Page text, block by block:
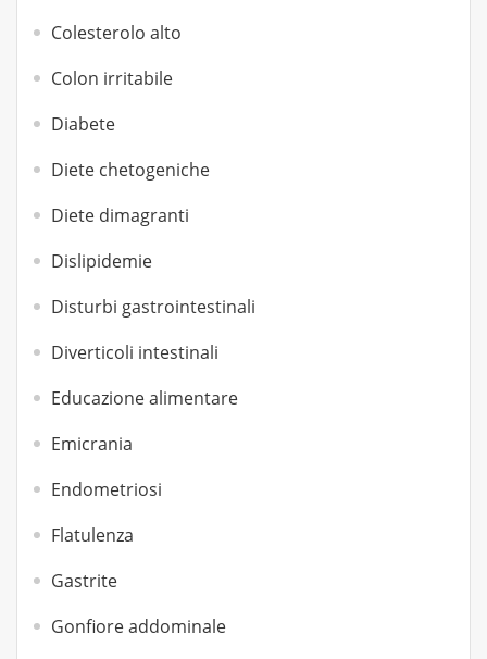
Colesterolo alto
Colon irritabile
Diabete
Diete chetogeniche
Diete dimagranti
Dislipidemie
Disturbi gastrointestinali
Diverticoli intestinali
Educazione alimentare
Emicrania
Endometriosi
Flatulenza
Gastrite
Gonfiore addominale